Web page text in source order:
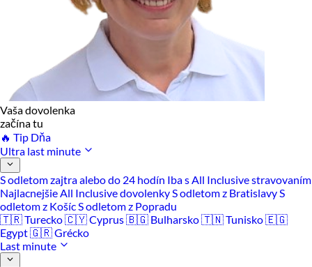
Vaša dovolenka
začína tu
🔥 Tip Dňa
Ultra last minute
S odletom zajtra alebo do 24 hodín Iba s All Inclusive stravovaním
Najlacnejšie All Inclusive dovolenkyS odletom z BratislavyS
odletom z KošícS odletom z Popradu
🇹🇷 Turecko🇨🇾 Cyprus🇧🇬 Bulharsko🇹🇳 Tunisko🇪🇬
Egypt🇬🇷 Grécko
Last minute
Povoliť vybrané
Odmietnuť